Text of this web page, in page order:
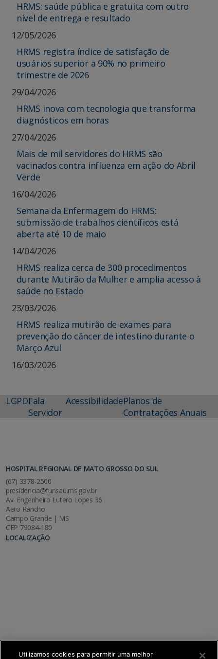
HRMS: saúde pública e gratuita com outro
nível de entrega e resultado
12/05/2026
HRMS registra índice de satisfação de
usuários superior a 90% no primeiro
trimestre de 2026
29/04/2026
HRMS inova com tecnologia que transforma
diagnósticos em horas
27/04/2026
Mais de mil servidores do HRMS são
vacinados contra influenza em ação do Abril
Verde
16/04/2026
Semana da Enfermagem do HRMS:
submissão de trabalhos científicos está
aberta até 10 de maio
14/04/2026
HRMS realiza cerca de 300 procedimentos
durante Mutirão da Mulher e amplia acesso à
saúde no Estado
23/03/2026
HRMS realiza mutirão de exames para
prevenção do câncer de intestino durante o
Março Azul
16/03/2026
LGPDFala
Servidor
AcessibilidadePlanos de
Contratações Anuais
HOSPITAL REGIONAL DE MATO GROSSO DO SUL
(67) 3378-2500
presidencia@funsau.ms.gov.br
Av. Engenheiro Lutero Lopes 36
Aero Rancho
Campo Grande | MS
CEP 79084-180
LOCALIZAÇÃO
Utilizamos cookies para permitir uma melhor